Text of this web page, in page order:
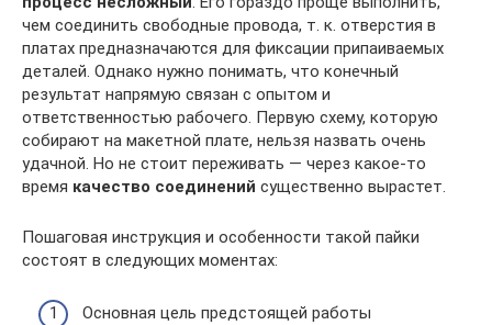
чем соединить свободные провода, т. к. отверстия в
платах предназначаются для фиксации припаиваемых
деталей. Однако нужно понимать, что конечный
результат напрямую связан с опытом и
ответственностью рабочего. Первую схему, которую
собирают на макетной плате, нельзя назвать очень
удачной. Но не стоит переживать — через какое-то
время качество соединений существенно вырастет.
Пошаговая инструкция и особенности такой пайки
состоят в следующих моментах:
Основная цель предстоящей работы